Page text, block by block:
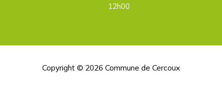
12h00
Copyright © 2026 Commune de Cercoux